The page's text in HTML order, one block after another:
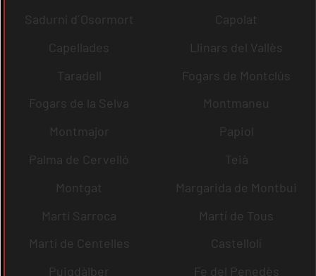
Sadurní d´Osormort
Capolat
Capellades
Llinars del Vallès
Taradell
Fogars de Montclús
Fogars de la Selva
Montmaneu
Montmajor
Papiol
Palma de Cervelló
Teià
Montgat
Margarida de Montbui
Martí Sarroca
Martí de Tous
Martí de Centelles
Castellolí
Puigdàlber
Fe del Penedès